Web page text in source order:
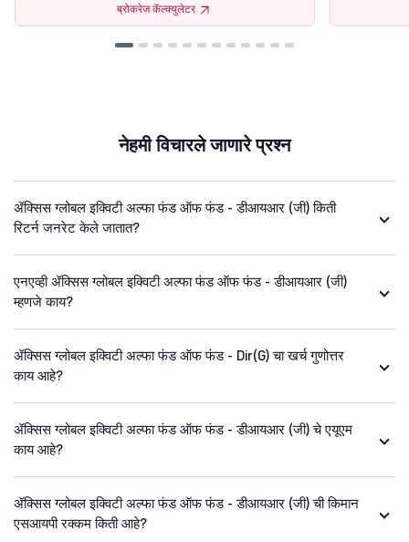
ब्रोकरेज कॅल्क्युलेटर
नेहमी विचारले जाणारे प्रश्न
ॲक्सिस ग्लोबल इक्विटी अल्फा फंड ऑफ फंड - डीआयआर (जी) किती
रिटर्न जनरेट केले जातात?
एनएव्ही ॲक्सिस ग्लोबल इक्विटी अल्फा फंड ऑफ फंड - डीआयआर (जी)
म्हणजे काय?
ॲक्सिस ग्लोबल इक्विटी अल्फा फंड ऑफ फंड - Dir(G) चा खर्च गुणोत्तर
काय आहे?
ॲक्सिस ग्लोबल इक्विटी अल्फा फंड ऑफ फंड - डीआयआर (जी) चे एयूएम
काय आहे?
ॲक्सिस ग्लोबल इक्विटी अल्फा फंड ऑफ फंड - डीआयआर (जी) ची किमान
एसआयपी रक्कम किती आहे?